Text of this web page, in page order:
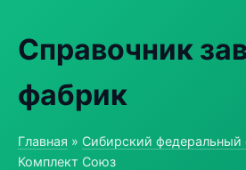
Справочник
фабрик
Главная » Сибирский федеральный
Комплект Союз